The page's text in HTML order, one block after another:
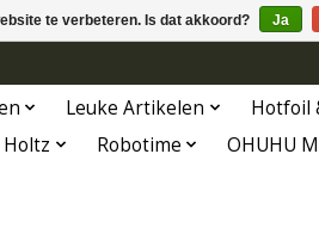
Leuke Artikelen Hotfoil
Robotime OHUHU
te verbeteren. Is dat akkoord? Ja